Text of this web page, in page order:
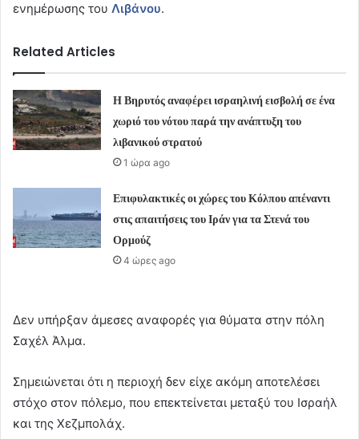
ενημέρωσης του Λιβάνου.
Related Articles
Η Βηρυτός αναφέρει ισραηλινή εισβολή σε ένα
χωριό του νότου παρά την ανάπτυξη του
λιβανικού στρατού
1 ώρα ago
Επιφυλακτικές οι χώρες του Κόλπου απέναντι
στις απαιτήσεις του Ιράν για τα Στενά του
Ορμούζ
4 ώρες ago
Δεν υπήρξαν άμεσες αναφορές για θύματα στην πόλη
Σαχέλ Άλμα.
Σημειώνεται ότι η περιοχή δεν είχε ακόμη αποτελέσει
στόχο στον πόλεμο, που επεκτείνεται μεταξύ του Ισραήλ
και της Χεζμπολάχ.